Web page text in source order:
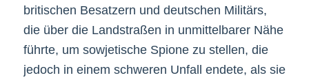
britischen Besatzern und deutschen Militärs,
die über die Landstraßen in unmittelbarer Nähe
führte, um sowjetische Spione zu stellen, die
jedoch in einem schweren Unfall endete, als sie